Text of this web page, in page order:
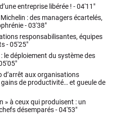
entreprise libérée ! -04'11"
: des managers écartelés,
-03'38"
responsabilisantes, équipes
-05'25"
le déploiement du système des
d’arrêt aux organisations
de productivité… et gueule de
» à ceux qui produisent : un
désemparés -04'53"